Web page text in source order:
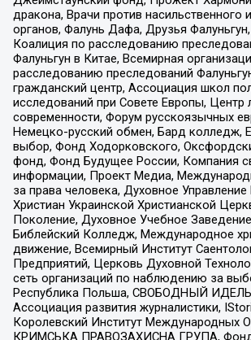
дракона, Врачи против насильственного
органов, Фалунь Дафа, Друзья Фалуньгун,
Коалиция по расследованию
Фалуньгун в Китае, Всемирная
расследованию преследований
гражданский центр, Ассоциация школ
исследований при Совете Европы, Центр
современности, Форум русскоязычных
Немецко-русский обмен, Бард колледж,
выбор, Фонд Ходорковского,
фонд, Фонд Будущее России, Компания
информации, Проект Медиа,
за права человека, Духовное Управление
Христиан Украинской Христианской
Поколение, Духовное Учебное
Библейский Колледж, Международное
движение, Всемирный Институт
Предприятий, Церковь Духовной
сеть организаций по наблюдению за
Республика Польша, СВОБОДНЫЙ
Ассоциация развития журналистики,
Королевский Институт Международных
КРИМСЬКА ПРАВОЗАХИСНА ГРУПА, Фонд